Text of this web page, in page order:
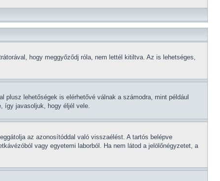
hogy meggyőződj róla, nem lettél kitiltva. Az is lehetséges,
lehetőségek is elérhetővé válnak a számodra, mint például
így javasoljuk, hogy éljél vele.
az azonosítóddal való visszaélést. A tartós belépve
vagy egyetemi laborból. Ha nem látod a jelölőnégyzetet, a